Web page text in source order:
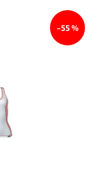
–55 %